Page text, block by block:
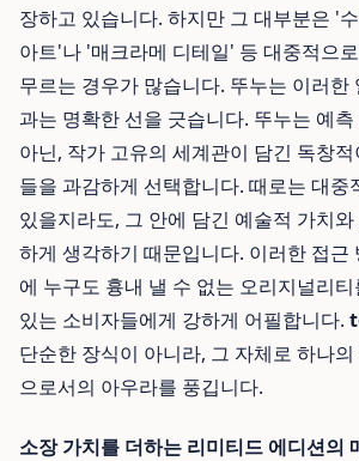
장하고 있습니다. 하지만 그 대부분은 '
아트'나 '매크라메 디테일' 등 대중적으
무르는 경우가 많습니다. 뚜누는 이러한
과는 명확한 선을 긋습니다. 뚜누는 예
아닌, 작가 고유의 세계관이 담긴 독창
들을 과감하게 선택합니다. 때로는 대중
있을지라도, 그 안에 담긴 예술적 가치
하게 생각하기 때문입니다. 이러한 접근
에 누구도 흉내 낼 수 없는 오리지널리
있는 소비자들에게 강하게 어필합니다.
단순한 장식이 아니라, 그 자체로 하나
으로서의 아우라를 풍깁니다.
소장 가치를 더하는 리미티드 에디션의